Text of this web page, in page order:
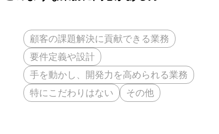
顧客の課題解決に貢献できる業務
要件定義や設計
手を動かし、開発力を高められる業務
特にこだわりはない
その他